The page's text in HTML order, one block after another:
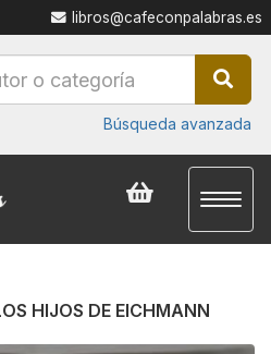
libros@cafeconpalabras.es
Búsqueda avanzada
HIJOS DE EICHMANN